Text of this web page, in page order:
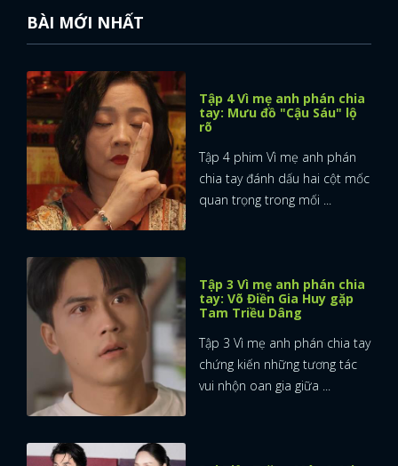
BÀI MỚI NHẤT
Tập 4 Vì mẹ anh phán chia
tay: Mưu đồ "Cậu Sáu" lộ
rõ
Tập 4 phim Vì mẹ anh phán
chia tay đánh dấu hai cột mốc
quan trọng trong mối ...
Tập 3 Vì mẹ anh phán chia
tay: Võ Điền Gia Huy gặp
Tam Triều Dâng
Tập 3 Vì mẹ anh phán chia tay
chứng kiến những tương tác
vui nhộn oan gia giữa ...